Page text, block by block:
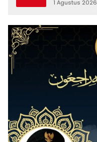
1 Agustus 2026